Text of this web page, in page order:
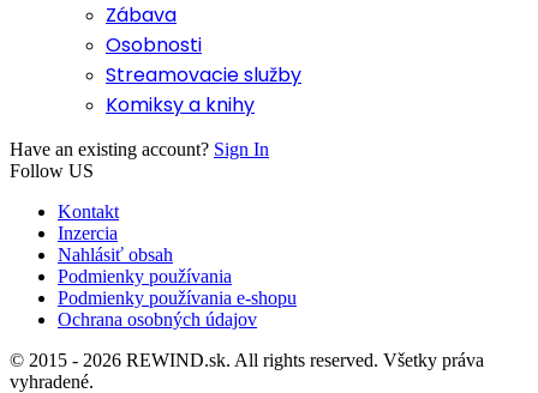
Zábava
Osobnosti
Streamovacie služby
Komiksy a knihy
Have an existing account? Sign In
Follow US
Kontakt
Inzercia
Nahlásiť obsah
Podmienky používania
Podmienky používania e-shopu
Ochrana osobných údajov
© 2015 - 2026 REWIND.sk. All rights reserved. Všetky práva
vyhradené.